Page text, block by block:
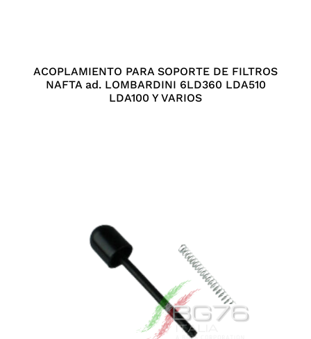
ACOPLAMIENTO PARA SOPORTE DE FILTROS
NAFTA ad. LOMBARDINI 6LD360 LDA510
LDA100 Y VARIOS